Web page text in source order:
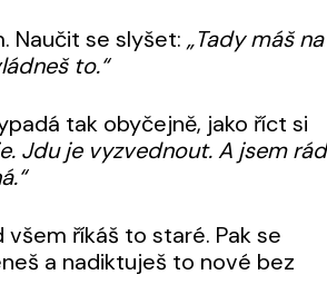
Naučit se slyšet:„Tady máš
to.“
tak obyčejně, jako říct si
Jdu je vyzvednout. A jsem
říkáš to staré. Pak se
a nadiktuješ to nové bez